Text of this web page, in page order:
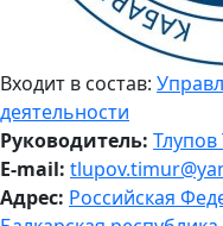
Входит в состав:
деятельности
Руководитель:
E-mail:
Адрес: Российская